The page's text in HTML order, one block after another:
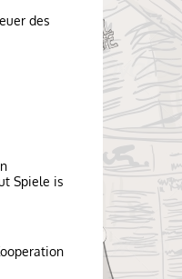
des
Spiele is